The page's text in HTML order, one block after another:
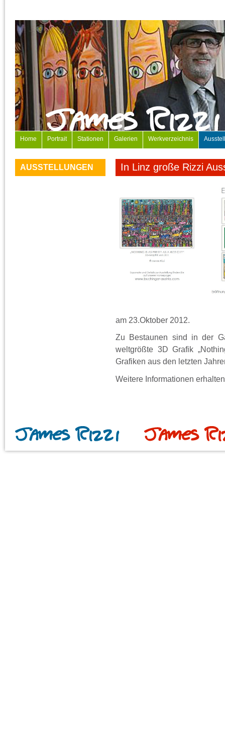
Home Portrait Stationen Galerien Werkverzeichnis
AUSSTELLUNGEN In Linz große Rizzi
am 23.Oktober 2012.
Zu Bestaunen sind in der
weltgrößte 3D Grafik
Grafiken aus den letzten
Weitere Informationen